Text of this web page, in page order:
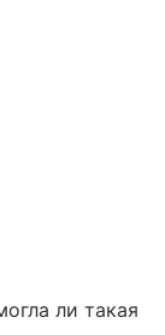
ли такая